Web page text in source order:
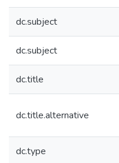
dc.subject
dc.subject
dc.title
dc.title.alternative
dc.type